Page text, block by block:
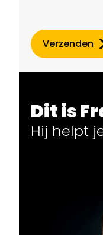
Verzenden
Dit is
Hij helpt